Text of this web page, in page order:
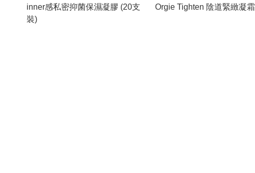
inner感私密抑菌保濕凝膠 (20支
裝)
Orgie Tighten 陰道緊緻凝霜